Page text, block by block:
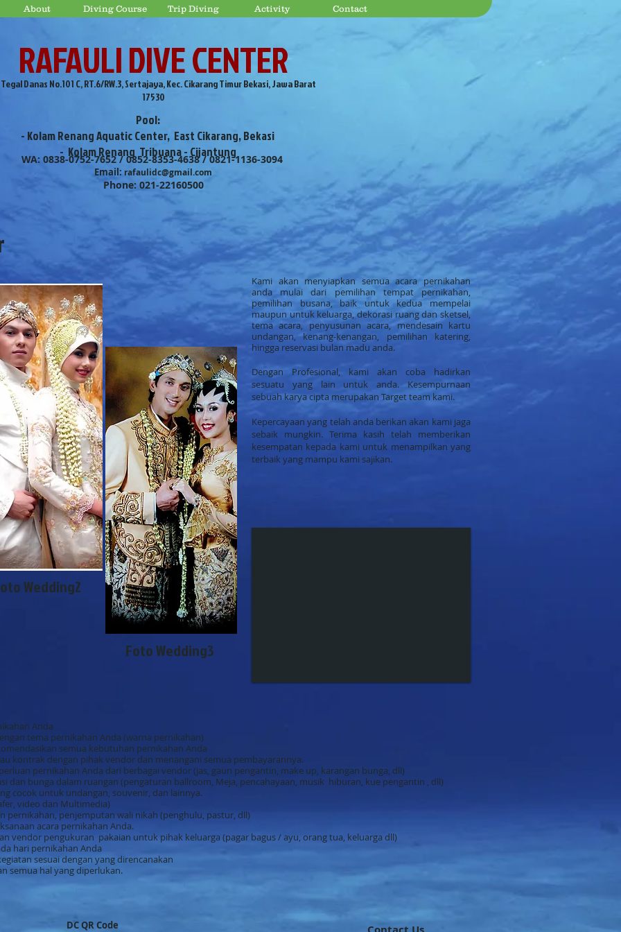
About Diving Course Trip Diving Activity Contact
RAFAULI DIVE CENTER
WA: 0838-0752-7652 / 0852-8353-4638 / 0821-1136-3094
Email: rafaulidc@gmail.com
Phone: 021-22160500
Danas No.101 C, RT.6/RW.3, Sertajaya, Kec. Cikarang Timur Bekasi, Jawa Barat
17530
Pool:
- Kolam Renang Aquatic Center, East Cikarang, Bekasi
- Kolam Renang Tribuana - Cijantung
Wedding2
Foto Wedding3
Kami akan menyiapkan semua acara pernikahan
anda mulai dari pemilihan tempat pernikahan,
pemilihan busana, baik untuk kedua mempelai
maupun untuk keluarga, dekorasi ruang dan sketsel,
tema acara, penyusunan acara, mendesain kartu
undangan, kenang-kenangan, pemilihan katering,
hingga reservasi bulan madu anda.
Dengan Profesional, kami akan coba hadirkan
sesuatu yang lain untuk anda. Kesempurnaan
sebuah karya cipta merupakan Target team kami.
Kepercayaan yang telah anda berikan akan kami jaga
sebaik mungkin. Terima kasih telah memberikan
kesempatan kepada kami untuk menampilkan yang
terbaik yang mampu kami sajikan.
Anda
tema pernikahan Anda (warna pernikahan)
semua kebutuhan pernikahan Anda
kontrak dengan pihak vendor dan menangani semua pembayarannya.
pernikahan Anda dari berbagai vendor (jas, gaun pengantin, make up, karangan bunga, dll)
dan bunga dalam ruangan (pengaturan ballroom, Meja, pencahayaan, musik hiburan, kue pengantin , dll)
cocok untuk undangan, souvenir, dan lainnya.
video dan Multimedia)
pernikahan, penjemputan wali nikah (penghulu, pastur, dll)
acara pernikahan Anda.
vendor pengukuran pakaian untuk pihak keluarga (pagar bagus / ayu, orang tua, keluarga dll)
hari pernikahan Anda
sesuai dengan yang direncanakan
semua hal yang diperlukan.
DC QR Code